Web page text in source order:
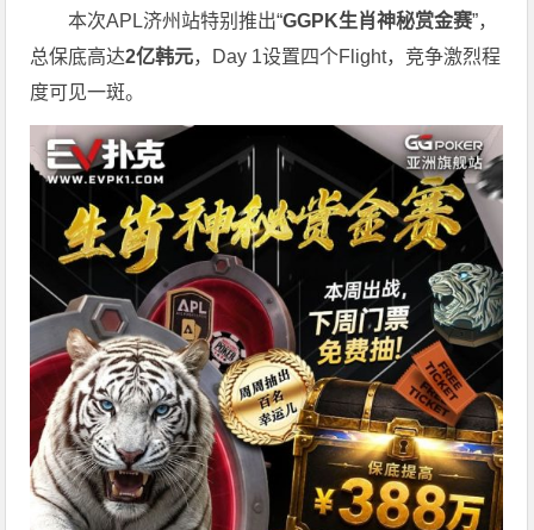
本次APL济州站特别推出“GGPK生肖神秘赏金赛”，
总保底高达2亿韩元，Day 1设置四个Flight，竞争激烈程
度可见一斑。